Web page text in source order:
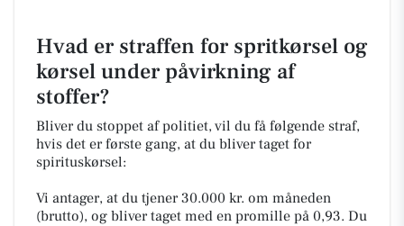
Hvad er straffen for spritkørsel og
kørsel under påvirkning af
stoffer?
Bliver du stoppet af politiet, vil du få følgende straf,
hvis det er første gang, at du bliver taget for
spirituskørsel:
Vi antager, at du tjener 30.000 kr. om måneden
(brutto), og bliver taget med en promille på 0,93. Du